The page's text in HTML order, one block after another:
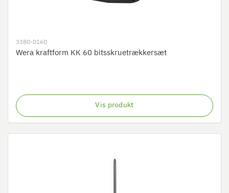
3380-0160
Wera kraftform KK 60 bitsskruetrækkersæt
Vis produkt